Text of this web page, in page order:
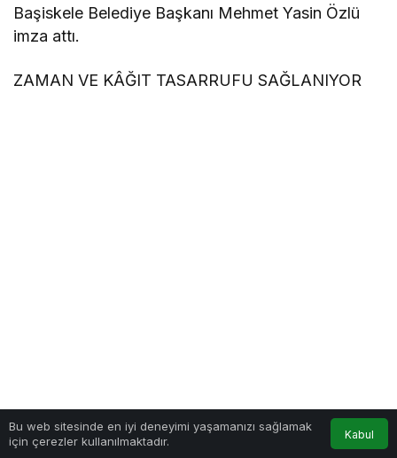
Başiskele Belediye Başkanı Mehmet Yasin Özlü
imza attı.
ZAMAN VE KÂĞIT TASARRUFU SAĞLANIYOR
Bu web sitesinde en iyi deneyimi yaşamanızı sağlamak
için çerezler kullanılmaktadır.
Kabul